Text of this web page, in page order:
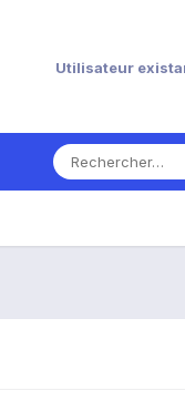
Utilisateur